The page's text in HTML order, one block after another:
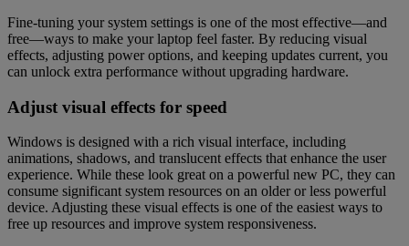
Fine-tuning your system settings is one of the most effective—and
free—ways to make your laptop feel faster. By reducing visual
effects, adjusting power options, and keeping updates current, you
can unlock extra performance without upgrading hardware.
Adjust visual effects for speed
Windows is designed with a rich visual interface, including
animations, shadows, and translucent effects that enhance the user
experience. While these look great on a powerful new PC, they can
consume significant system resources on an older or less powerful
device. Adjusting these visual effects is one of the easiest ways to
free up resources and improve system responsiveness.